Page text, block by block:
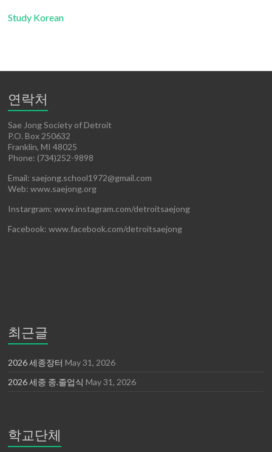
Study Korean
연락처
Sae Jong Society of Detroit
P.O. Box 250632
Franklin, MI 48025
Phone: (734)252-9898
Email: saejong.school1972@gmail.com
Web: www.saejong.org
Instargram: www.instagram.com/detroitsaejong
Facebook: www.facebook.com/detroitsaejong
최근글
2026 세종장터 May 31, 2026
2026 세종 종.졸업식 May 31, 2026
학교단체